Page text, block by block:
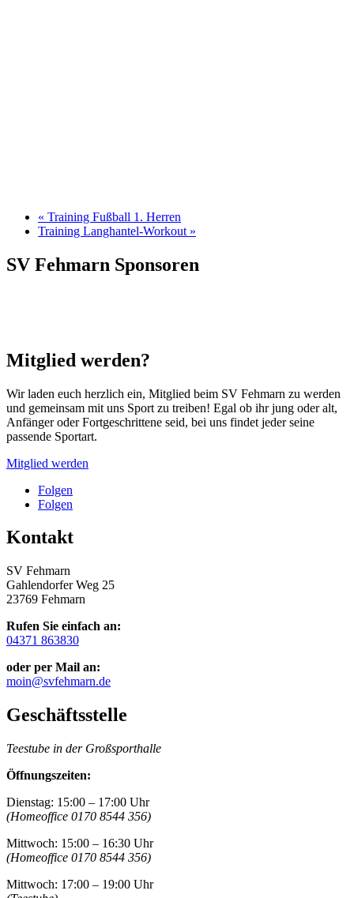
« Training Fußball 1. Herren
Training Langhantel-Workout »
SV Fehmarn Sponsoren
Mitglied werden?
Wir laden euch herzlich ein, Mitglied beim SV Fehmarn zu werden
und gemeinsam mit uns Sport zu treiben! Egal ob ihr jung oder alt,
Anfänger oder Fortgeschrittene seid, bei uns findet jeder seine
passende Sportart.
Mitglied werden
Folgen
Folgen
Kontakt
SV Fehmarn
Gahlendorfer Weg 25
23769 Fehmarn
Rufen Sie einfach an:
04371 863830
oder per Mail an:
moin@svfehmarn.de
Geschäftsstelle
Teestube in der Großsporthalle
Öffnungszeiten:
Dienstag: 15:00 – 17:00 Uhr
(Homeoffice 0170 8544 356)
Mittwoch: 15:00 – 16:30 Uhr
(Homeoffice 0170 8544 356)
Mittwoch: 17:00 – 19:00 Uhr